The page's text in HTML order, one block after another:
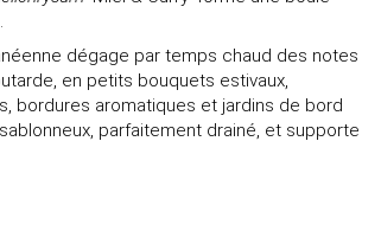
dégage par temps chaud des notes
en petits bouquets estivaux,
bordures aromatiques et jardins de bord
parfaitement drainé, et supporte